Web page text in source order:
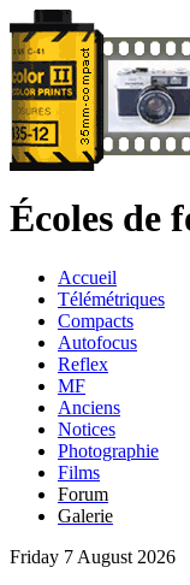
Écoles de
Accueil
Télémétriques
Compacts
Autofocus
Reflex
MF
Anciens
Notices
Photographie
Films
Forum
Galerie
Friday 7 August 2026